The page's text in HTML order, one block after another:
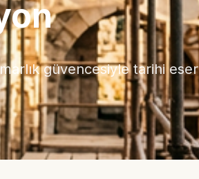
güvencesiyle tarihi eser